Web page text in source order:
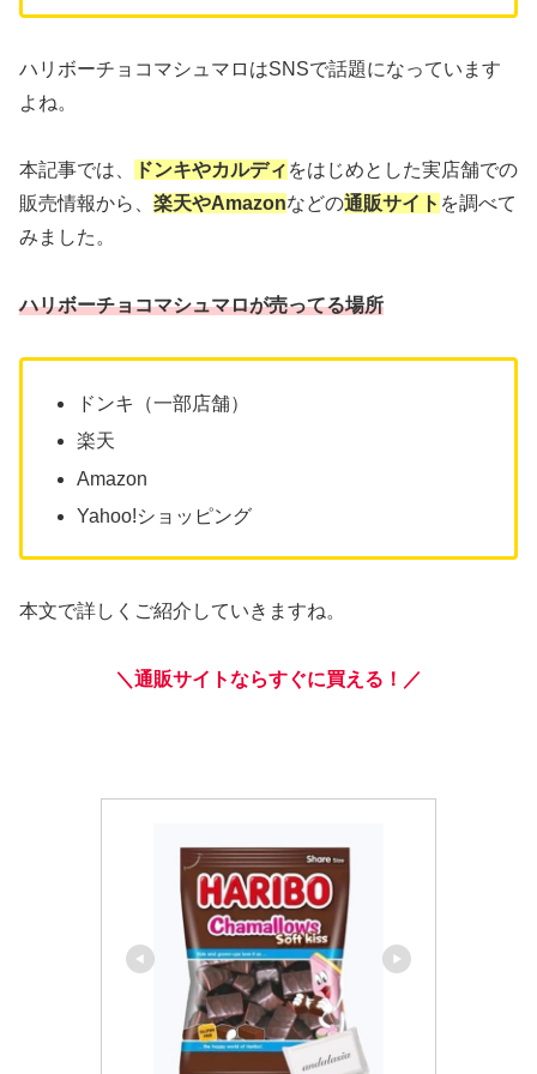
ハリボーチョコマシュマロはSNSで話題になっています
よね。
本記事では、 ドンキやカルディ をはじめとした実店舗での
販売情報から、 楽天やAmazonなどの通販サイト を調べて
みました。
ハリボーチョコマシュマロが売ってる場所
ドンキ（一部店舗）
楽天
Amazon
Yahoo!ショッピング
本文で詳しくご紹介していきますね。
＼通販サイトならすぐに買える！／